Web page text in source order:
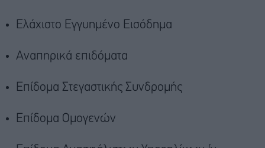
Ελάχιστο Εγγυημένο Εισόδημα
Αναπηρικά επιδόματα
Επίδομα Στεγαστικής Συνδρομής
Επίδομα Ομογενών